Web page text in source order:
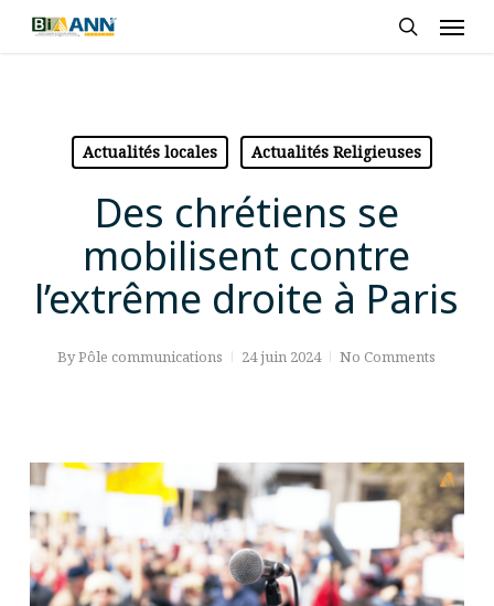
Skip
Actualités locales Actualités Religieuses
Des chrétiens se
mobilisent contre
l’extrême droite à Paris
ByPôle communications 24 juin 2024 No Comments